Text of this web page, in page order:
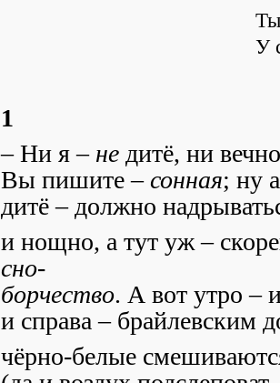
У
1
–Ни я – не дитё, ни
Вы пишите –сонная; ну
дитё – должно
и нощно, а тут уж –
сно-
борчество. А вот утро –
и справа – брайлевским
чёрно-белые